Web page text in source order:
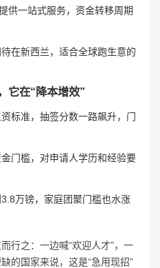
供一站式服务，资金转移周期
在新西兰，适合全球跑生意的
它在“降本增效”
标准，抽签分数一路飙升，门
门槛，对申请人学历和经验要
万镑，家庭团聚门槛也水涨
行之：一边喊“欢迎人才”，一
的国家来说，这是“急用现招”